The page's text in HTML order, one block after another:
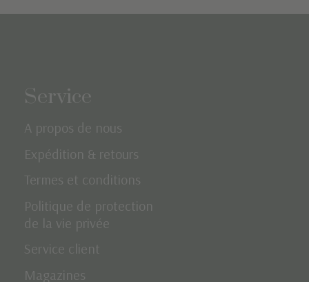
Service
A propos de nous
Expédition & retours
Termes et conditions
Politique de protection
de la vie privée
Service client
Magazines